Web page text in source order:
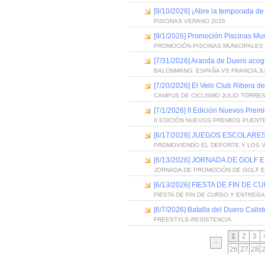
[9/10/2026] ¡Abre la temporada
PISCINAS VERANO 2026
[9/1/2026] Promoción Piscinas
PROMOCIÓN PISCINAS
[7/31/2026] Aranda de Duero
BALONMANO: ESPAÑA VS FRANCIA
[7/20/2026] El Velo Club Ribera
CAMPUS DE CICLISMO JULIO
[7/1/2026] II Edición Nuevos
II EDICIÓN NUEVOS PREMIOS
[6/17/2026] JUEGOS
PROMOVIENDO EL DEPORTE Y LOS
[6/13/2026] JORNADA DE GOLF
JORNADA DE PROMOCIÓN DE GOLF
[6/13/2026] FIESTA DE FIN DE
FIESTA DE FIN DE CURSO Y
[6/7/2026] Batalla del Duero
FREESTYLE-RESISTENCIA
1 2 3
26 27 28